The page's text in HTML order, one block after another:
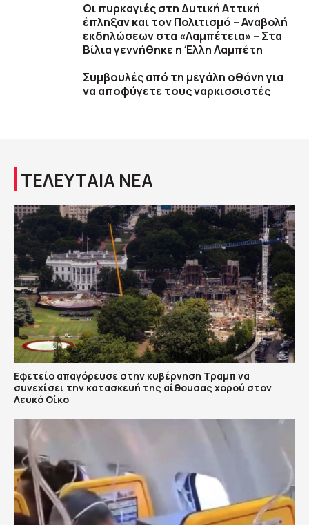
Οι πυρκαγιές στη Δυτική Αττική
έπληξαν και τον Πολιτισμό – Αναβολή
εκδηλώσεων στα «Λαμπέτεια» – Στα
Βίλια γεννήθηκε η Έλλη Λαμπέτη
Συμβουλές από τη μεγάλη οθόνη για
να αποφύγετε τους ναρκισσιστές
ΤΕΛΕΥΤΑΙΑ ΝΕΑ
Εφετείο απαγόρευσε στην κυβέρνηση Τραμπ να
συνεχίσει την κατασκευή της αίθουσας χορού στον
Λευκό Οίκο